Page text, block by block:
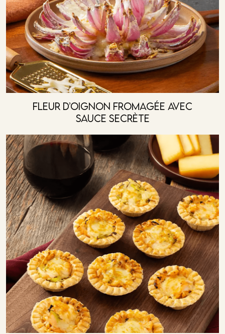
Fleur D’oignon Fromagée Avec
Sauce Secrète